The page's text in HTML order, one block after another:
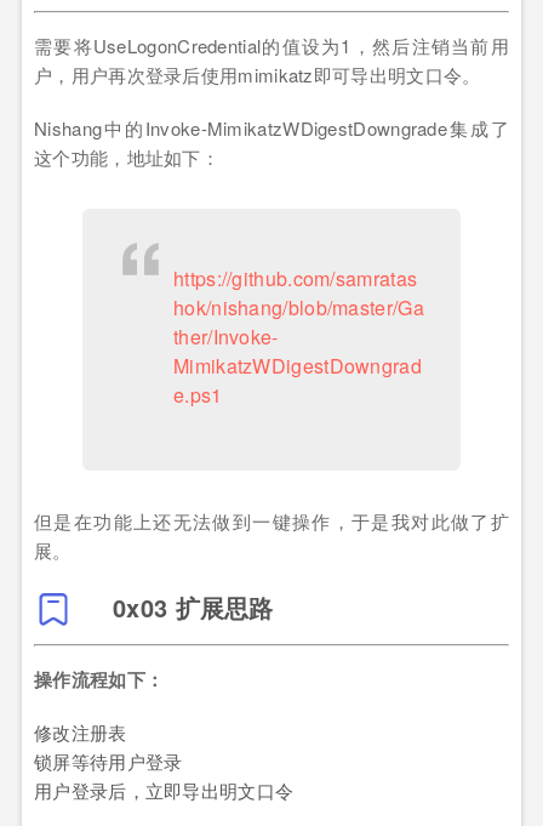
需要将UseLogonCredential的值设为1，然后注销当前用
户，用户再次登录后使用mimikatz即可导出明文口令。
Nishang中的Invoke-MimikatzWDigestDowngrade集成了
这个功能，地址如下：
https://github.com/samratas
hok/nishang/blob/master/Ga
ther/Invoke-
MimikatzWDigestDowngrad
e.ps1
但是在功能上还无法做到一键操作，于是我对此做了扩
展。
0x03 扩展思路
操作流程如下：
修改注册表
锁屏等待用户登录
用户登录后，立即导出明文口令